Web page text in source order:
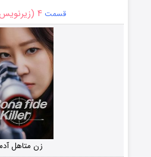
قسمت۴ (زیرنویس)
زن متاهل